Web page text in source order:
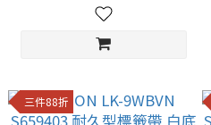
三件88折